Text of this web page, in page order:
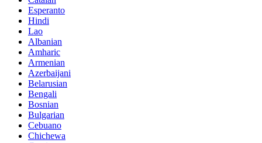
Esperanto
Hindi
Lao
Albanian
Amharic
Armenian
Azerbaijani
Belarusian
Bengali
Bosnian
Bulgarian
Cebuano
Chichewa